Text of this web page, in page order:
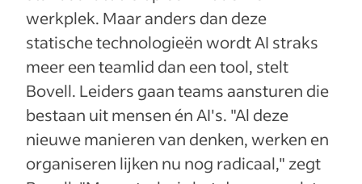
werkplek. Maar anders dan deze
statische technologieën wordt AI straks
meer een teamlid dan een tool, stelt
Bovell. Leiders gaan teams aansturen die
bestaan uit mensen én AI's. "Al deze
nieuwe manieren van denken, werken en
organiseren lijken nu nog radicaal," zegt